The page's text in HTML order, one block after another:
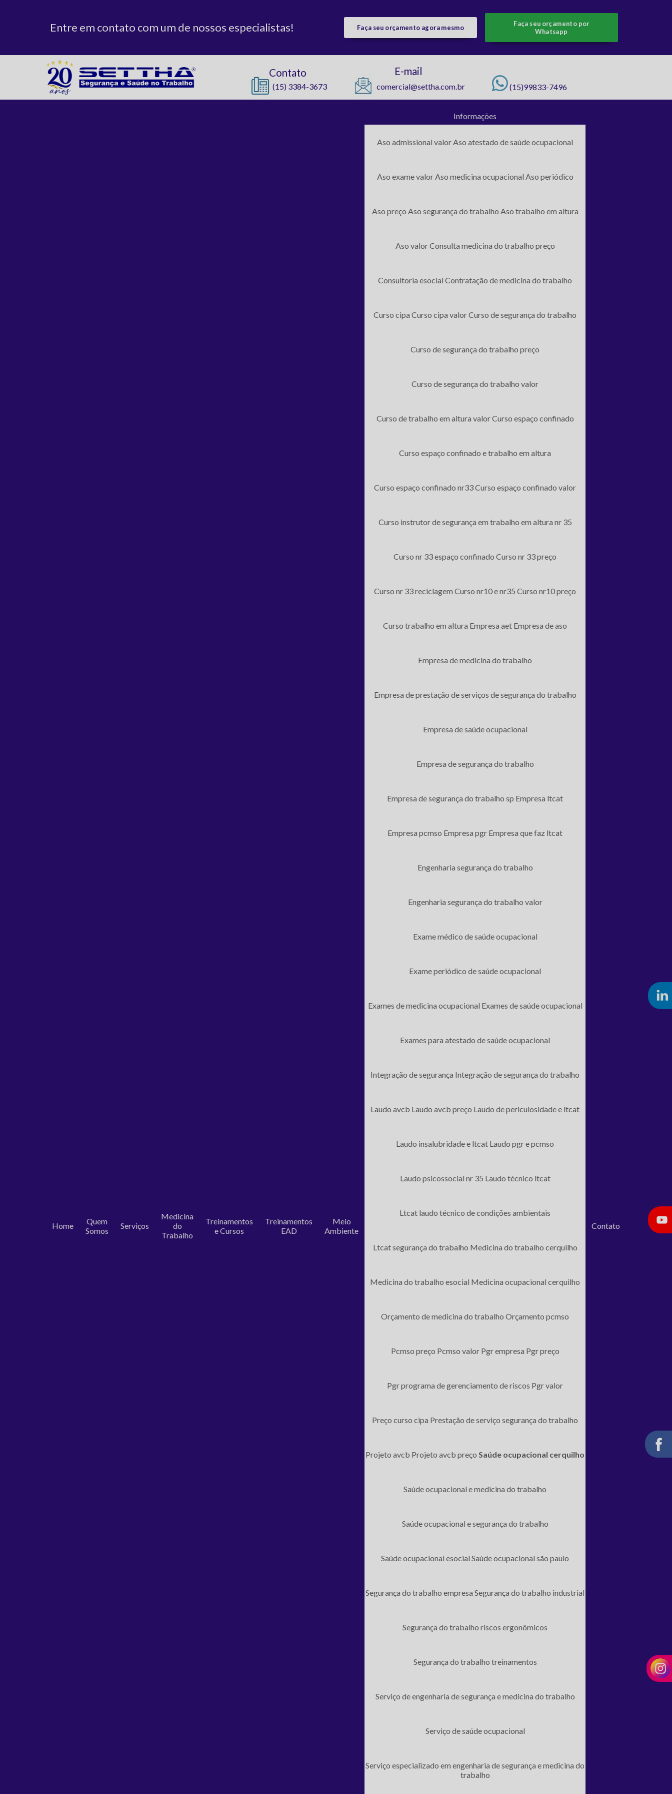
Entre em contato com um de nossos especialistas! Faça seu orçamento agora mesmo
Faça seu orçamento por
Whatsapp
Contato
(15) 3384-3673
E-mail
comercial@settha.com.br (15)99833-7496
Home
Quem
Somos
Serviços
Medicina
do
Trabalho
Treinamentos
e Cursos
Treinamentos
EAD
Meio
Ambiente
Informações
Aso admissional valor Aso atestado de saúde ocupacional
Aso exame valor Aso medicina ocupacional Aso periódico
Aso preço Aso segurança do trabalho Aso trabalho em altura
Aso valorConsulta medicina do trabalho preço
Consultoria esocial Contratação de medicina do trabalho
Curso cipa Curso cipa valorCurso de segurança do trabalho
Curso de segurança do trabalho preço
Curso de segurança do trabalho valor
Curso de trabalho em altura valorCurso espaço confinado
Curso espaço confinado e trabalho em altura
Curso espaço confinado nr33Curso espaço confinado valor
Curso instrutor de segurança em trabalho em altura nr 35
Curso nr 33 espaço confinado Curso nr 33 preço
Curso nr 33 reciclagem Curso nr10 e nr35 Curso nr10 preço
Curso trabalho em altura Empresa aet Empresa de aso
Empresa de medicina do trabalho
Empresa de prestação de serviços de segurança do trabalho
Empresa de saúde ocupacional
Empresa de segurança do trabalho
Empresa de segurança do trabalho sp Empresa ltcat
Empresa pcmso Empresa pgr Empresa que faz ltcat
Engenharia segurança do trabalho
Engenharia segurança do trabalho valor
Exame médico de saúde ocupacional
Exame periódico de saúde ocupacional
Exames de medicina ocupacional Exames de saúde ocupacional
Exames para atestado de saúde ocupacional
Integração de segurança Integração de segurança do trabalho
Laudo avcb Laudo avcb preço Laudo de periculosidade e ltcat
Laudo insalubridade e ltcat Laudo pgr e pcmso
Laudo psicossocial nr 35 Laudo técnico ltcat
Ltcat laudo técnico de condições ambientais
Ltcat segurança do trabalho Medicina do trabalho cerquilho
Medicina do trabalho esocial Medicina ocupacional cerquilho
Orçamento de medicina do trabalho Orçamento pcmso
Pcmso preço Pcmso valor Pgr empresa Pgr preço
Pgr programa de gerenciamento de riscos Pgr valor
Preço curso cipa Prestação de serviço segurança do trabalho
Projeto avcb Projeto avcb preço Saúde ocupacional cerquilho
Saúde ocupacional e medicina do trabalho
Saúde ocupacional e segurança do trabalho
Saúde ocupacional esocial Saúde ocupacional são paulo
Segurança do trabalho empresa Segurança do trabalho industrial
Segurança do trabalho riscos ergonômicos
Segurança do trabalho treinamentos
Serviço de engenharia de segurança e medicina do trabalho
Serviço de saúde ocupacional
Serviço especializado em engenharia de segurança e medicina do
trabalho
Contato